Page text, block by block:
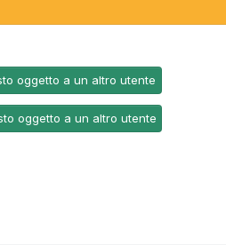
oggetto a un altro utente
oggetto a un altro utente